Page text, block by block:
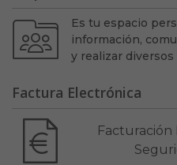
Es tu espacio
información,
y realizar
Factura Electrónica
Facturación